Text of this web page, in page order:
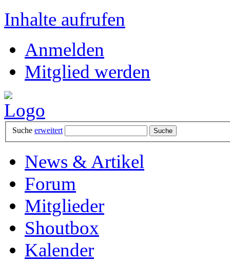
Inhalte aufrufen
Anmelden
Mitglied werden
Suche erweitert
News & Artikel
Forum
Mitglieder
Shoutbox
Kalender